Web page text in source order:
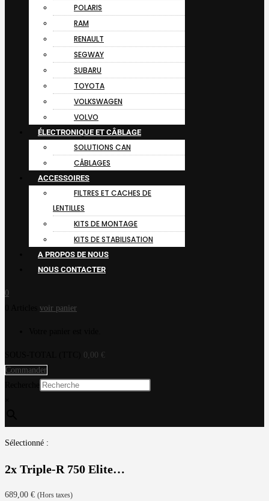
POLARIS
RAM
RENAULT
SEGWAY
SUBARU
TOYOTA
VOLKSWAGEN
VOLVO
ÉLECTRONIQUE ET CÂBLAGE
SOLUTIONS CAN
CÂBLAGES
ACCESSOIRES
FILTRES ET CACHES DE
LENTILLES
KITS DE MONTAGE
KITS DE STABILISATION
A PROPOS DE NOUS
NOUS CONTACTER
0
voir panier
0,00 €
Commander
Sélectionné :
2x Triple-R 750 Elite…
689,00 € (Hors taxes)